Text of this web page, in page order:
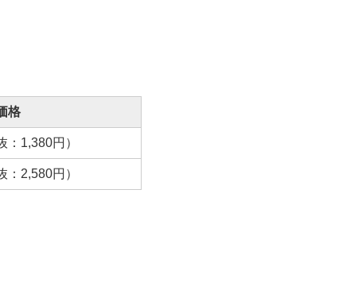
格
1,380円）
2,580円）